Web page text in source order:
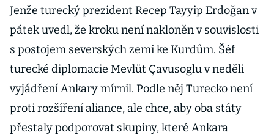
Jenže turecký prezident Recep Tayyip Erdoğan v
pátek uvedl, že kroku není nakloněn v souvislosti
s postojem severských zemí ke Kurdům. Šéf
turecké diplomacie Mevlüt Çavusoglu v neděli
vyjádření Ankary mírnil. Podle něj Turecko není
proti rozšíření aliance, ale chce, aby oba státy
přestaly podporovat skupiny, které Ankara